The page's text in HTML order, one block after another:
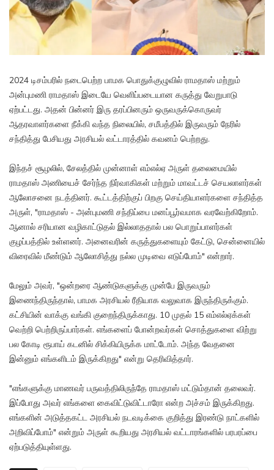
2024 டிசம்பரில் நடைபெற்ற பாமக பொதுக்குழுவில் ராமதாஸ் மற்றும்
அன்புமணி ராமதாஸ் இடையே வெளிப்படையான கருத்து வேறுபாடு
ஏற்பட்டது. அதன் பின்னர் இரு தரப்பினரும் ஒருவருக்கொருவர்
ஆதரவாளர்களை நீக்கி வந்த நிலையில், சமீபத்தில் இருவரும் நேரில்
சந்தித்து பேசியது அரசியல் வட்டாரத்தில் கவனம் பெற்றது.
இந்தச் சூழலில், சேலத்தில் முன்னாள் எம்எல்ஏ அருள் தலைமையில்
ராமதாஸ் அணியைச் சேர்ந்த நிர்வாகிகள் மற்றும் மாவட்டச் செயலாளர்கள்
ஆலோசனை நடத்தினர். கூட்டத்திற்குப் பிறகு செய்தியாளர்களை சந்தித்த
அருள், "ராமதாஸ் - அன்புமணி சந்திப்பை மனப்பூர்வமாக வரவேற்கிறோம்.
ஆனால் சரியான வழிகாட்டுதல் இல்லாததால் பல பொறுப்பாளர்கள்
குழப்பத்தில் உள்ளனர். அனைவரின் கருத்துகளையும் கேட்டு, சென்னையில்
விரைவில் மீண்டும் ஆலோசித்து நல்ல முடிவை எடுப்போம்" என்றார்.
மேலும் அவர், "ஒன்றரை ஆண்டுகளுக்கு முன்பே இருவரும்
இணைந்திருந்தால், பாமக அரசியல் ரீதியாக வலுவாக இருந்திருக்கும்.
கட்சியின் வாக்கு வங்கி குறைந்திருக்காது. 10 முதல் 15 எம்எல்ஏக்கள்
வெற்றி பெற்றிருப்பார்கள். எங்களைப் போன்றவர்கள் சொத்துகளை விற்று
பல கோடி ரூபாய் கடனில் சிக்கியிருக்க மாட்டோம். அந்த வேதனை
இன்னும் எங்களிடம் இருக்கிறது" என்று தெரிவித்தார்.
"எங்களுக்கு மாணவர் பருவத்திலிருந்தே ராமதாஸ் மட்டும்தான் தலைவர்.
இப்போது அவர் எங்களை கைவிட்டுவிட்டாரோ என்ற அச்சம் இருக்கிறது.
எங்களின் அடுத்தகட்ட அரசியல் நடவடிக்கை குறித்து இரண்டு நாட்களில்
அறிவிப்போம்" என்றும் அருள் கூறியது அரசியல் வட்டாரங்களில் பரபரப்பை
ஏற்படுத்தியுள்ளது.